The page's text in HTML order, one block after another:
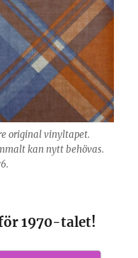
original vinyltapet.
kan nytt behövas.
1970-talet!